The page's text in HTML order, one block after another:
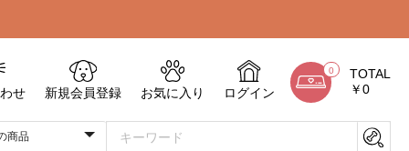
せ 新規会員登録 お気に入り ログイン
0
TOTAL
￥0